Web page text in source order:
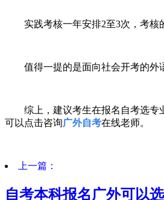
实践考核一年安排2至3次，考核
值得一提的是面向社会开考的外
综上，建议考生在报名自考选专
可以点击咨询广外自考在线老师。
上一篇：
自考本科报名广外可以